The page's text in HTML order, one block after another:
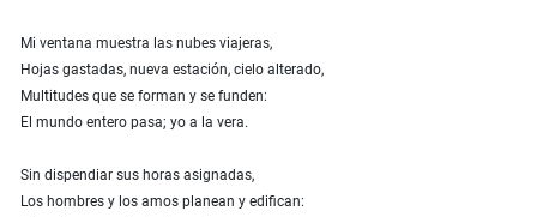
Mi ventana muestra las nubes viajeras,
Hojas gastadas, nueva estación, cielo alterado,
Multitudes que se forman y se funden:
El mundo entero pasa; yo a la vera.
Sin dispendiar sus horas asignadas,
Los hombres y los amos planean y edifican: